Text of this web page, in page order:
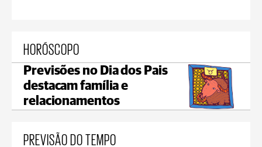
HORÓSCOPO
Previsões no Dia dos Pais
destacam família e
relacionamentos
PREVISÃO DO TEMPO